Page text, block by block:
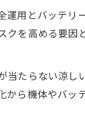
運用とバッテ
クを高める要因
当たらない涼し
から機体やバ